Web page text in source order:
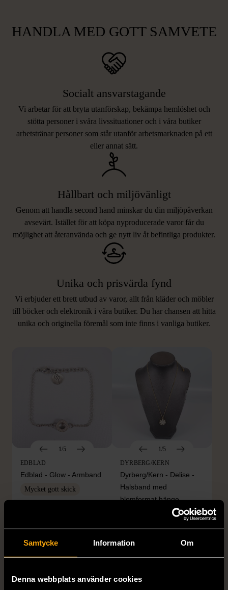
Samtycke Information Om
Denna webbplats använder cookies
HANDLA MED GOTT SAMVETE
Socialt ansvarstagande
Vi arbetar för att bryta utanförskap, bekämpa hemlöshet och
stötta personer i svåra livssituationer och i våra butiker
arbetstränar personer som står utanför arbetsmarknaden på ett
eller annat sätt.
Hållbart och miljövänligt
Genom att handla second hand minskar du din miljöpåverkan
avsevärt. Istället för att köpa nyproducerade varor får du
möjlighet att återanvända och ge nytt liv åt befintliga produkter.
Unika och prisvärda fynd
Vi erbjuder ett brett utbud av varor, allt från kläder och möbler
till böcker och elektronik i våra butiker. Du har chansen att hitta
unika och originella föremål som inte finns i vanliga butiker.
LIKNANDE PRODUKTER
Hitta produkter som påminner om denna
1/5
EDBLAD
Edblad - Glow - Armband
Mycket gott skick
1/5
DYRBERG/KERN
Dyrberg/Kern - Delise -
Halsband med
blomformat hänge
Mycket gott skick